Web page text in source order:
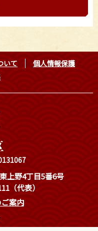
いて
個人情報保護
上野4丁目5番6号
（代表）
案内